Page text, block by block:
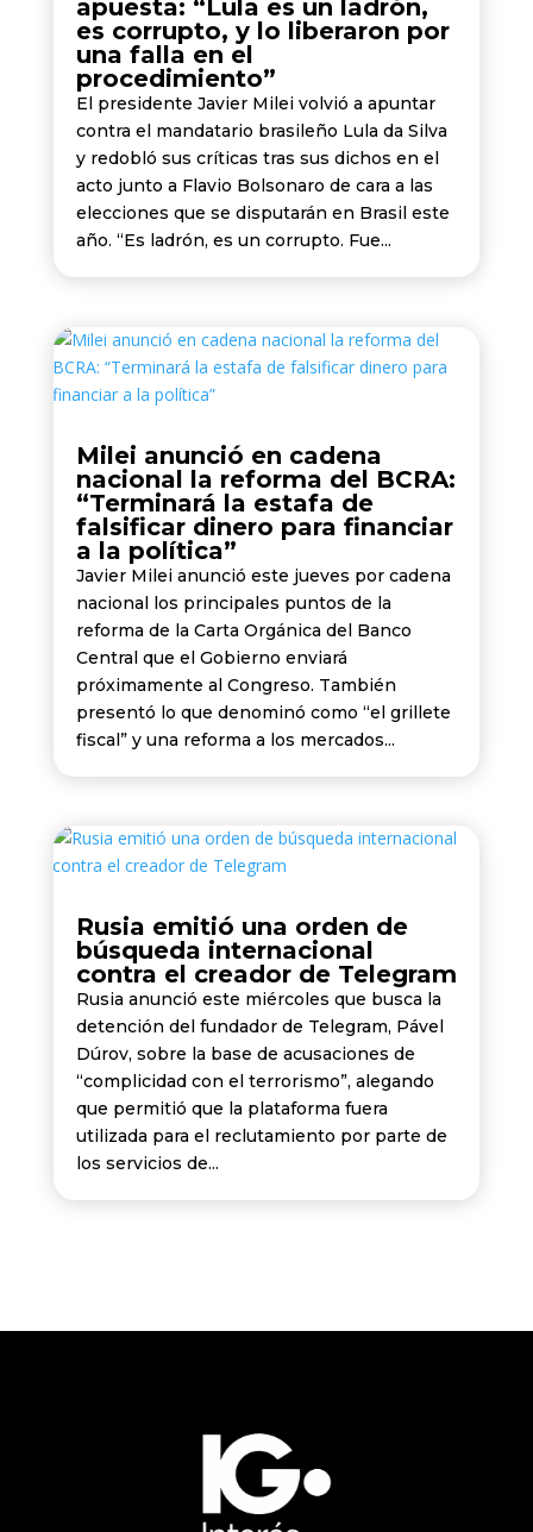
apuesta: “Lula es un ladrón,
es corrupto, y lo liberaron por
una falla en el
procedimiento”
El presidente Javier Milei volvió a apuntar
contra el mandatario brasileño Lula da Silva
y redobló sus críticas tras sus dichos en el
acto junto a Flavio Bolsonaro de cara a las
elecciones que se disputarán en Brasil este
año. “Es ladrón, es un corrupto. Fue...
Milei anunció en cadena
nacional la reforma del BCRA:
“Terminará la estafa de
falsificar dinero para financiar
a la política”
Javier Milei anunció este jueves por cadena
nacional los principales puntos de la
reforma de la Carta Orgánica del Banco
Central que el Gobierno enviará
próximamente al Congreso. También
presentó lo que denominó como “el grillete
fiscal” y una reforma a los mercados...
Rusia emitió una orden de
búsqueda internacional
contra el creador de Telegram
Rusia anunció este miércoles que busca la
detención del fundador de Telegram, Pável
Dúrov, sobre la base de acusaciones de
“complicidad con el terrorismo”, alegando
que permitió que la plataforma fuera
utilizada para el reclutamiento por parte de
los servicios de...